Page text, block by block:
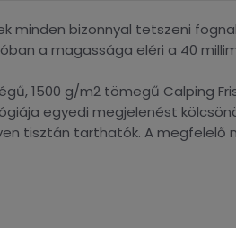
minden bizonnyal tetszeni
a magassága eléri a 40
1500 g/m2 tömegű Calping
egyedi megjelenést
tisztán tarthatók. A megfelelő